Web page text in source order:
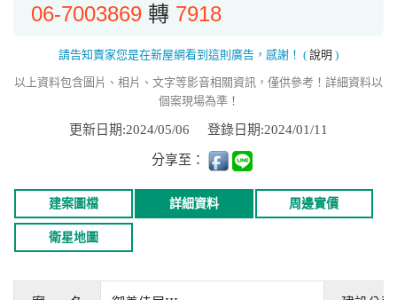
06-7003869 轉 7918
請告知賣家您是在新屋網看到這則廣告，感謝！ ( 說明 )
以上資料包含圖片、相片、文字等影音相關資訊，僅供參考！詳細資料以
個案現場為準！
更新日期:2024/05/06 登錄日期:2024/01/11
分享至：
建案圖檔 詳細資料 周邊實價
衛星地圖